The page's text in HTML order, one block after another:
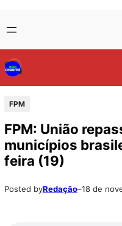
para
o
conteúdo
to
content
FPM
FPM: União
municípios
feira (19)
Posted byRedação–18 de